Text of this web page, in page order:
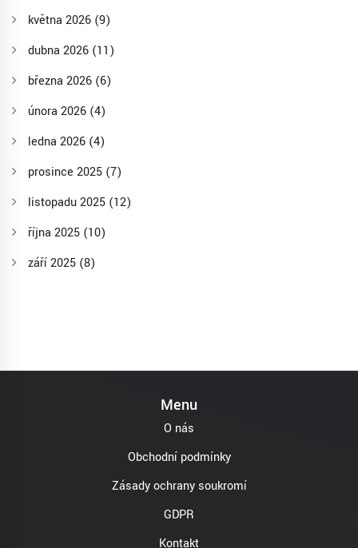
května 2026 (9)
dubna 2026 (11)
března 2026 (6)
února 2026 (4)
ledna 2026 (4)
prosince 2025 (7)
listopadu 2025 (12)
října 2025 (10)
září 2025 (8)
Menu
O nás
Obchodní podmínky
Zásady ochrany soukromí
GDPR
Kontakt